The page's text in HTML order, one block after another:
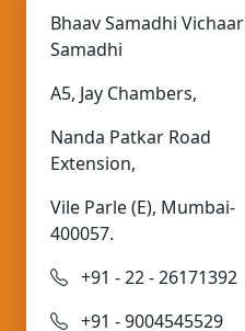
Bhaav Samadhi Vichaar
Samadhi
A5, Jay Chambers,
Nanda Patkar Road
Extension,
Vile Parle (E), Mumbai-
400057.
+91 - 22 - 26171392
+91 - 9004545529